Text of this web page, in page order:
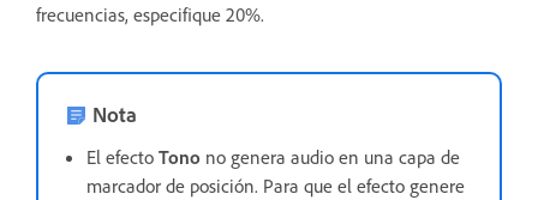
frecuencias, especifique 20%.
Nota
El efecto Tono no genera audio en una capa de
marcador de posición. Para que el efecto genere